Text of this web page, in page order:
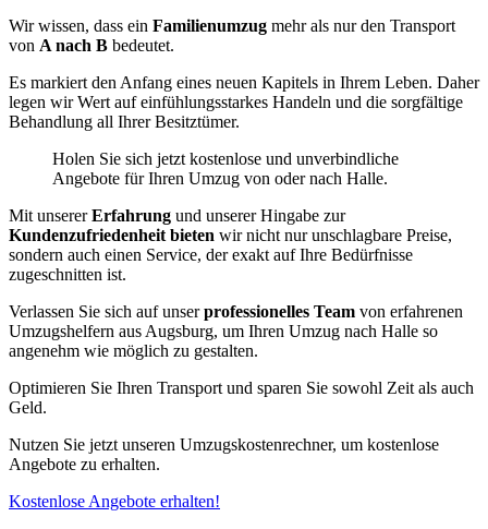
Wir wissen, dass ein Familienumzug mehr als nur den Transport
von A nach B bedeutet.
Es markiert den Anfang eines neuen Kapitels in Ihrem Leben. Daher
legen wir Wert auf einfühlungsstarkes Handeln und die sorgfältige
Behandlung all Ihrer Besitztümer.
Holen Sie sich jetzt kostenlose und unverbindliche
Angebote für Ihren Umzug von oder nach Halle.
Mit unsererErfahrung und unserer Hingabe zur
Kundenzufriedenheit bieten wir nicht nur unschlagbare Preise,
sondern auch einen Service, der exakt auf Ihre Bedürfnisse
zugeschnitten ist.
Verlassen Sie sich auf unserprofessionelles Team von erfahrenen
Umzugshelfern aus Augsburg, um Ihren Umzug nach Halle so
angenehm wie möglich zu gestalten.
Optimieren Sie Ihren Transport und sparen Sie sowohl Zeit als auch
Geld.
Nutzen Sie jetzt unseren Umzugskostenrechner, um kostenlose
Angebote zu erhalten.
Kostenlose Angebote erhalten!